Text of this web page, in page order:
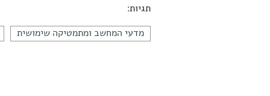
תגיות:
מדעי המחשב ומתמטיקה שימושית